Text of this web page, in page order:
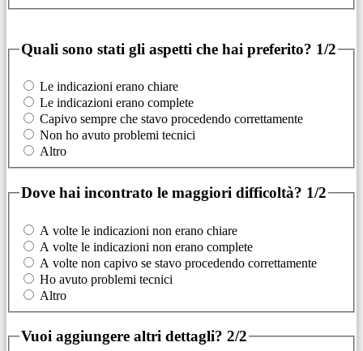
Quali sono stati gli aspetti che hai preferito? 1/2
Le indicazioni erano chiare
Le indicazioni erano complete
Capivo sempre che stavo procedendo correttamente
Non ho avuto problemi tecnici
Altro
Dove hai incontrato le maggiori difficoltà? 1/2
A volte le indicazioni non erano chiare
A volte le indicazioni non erano complete
A volte non capivo se stavo procedendo correttamente
Ho avuto problemi tecnici
Altro
Vuoi aggiungere altri dettagli? 2/2